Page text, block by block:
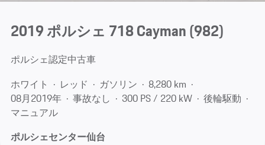
2019 ポルシェ 718 Cayman(982)
ポルシェ認定中古車
ホワイト
レッド ガソリン
8,280 km
08月​2019年
事故なし 300 PS / 220 kW
後輪駆動
マニュアル
ポルシェセンター仙台